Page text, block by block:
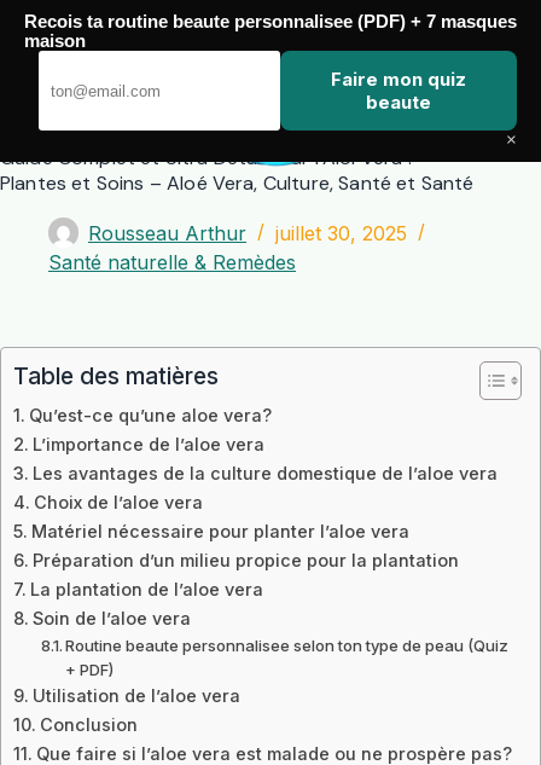
Passer
contenu
Guide Complet et Ultra Détailé sur l’Aloi Vera :
Plantes et Soins – Aloé Vera, Culture, Santé et Santé
Rousseau Arthur
juillet 30, 2025
Santé naturelle & Remèdes
Table des matières
Qu’est-ce qu’une aloe vera?
L’importance de l’aloe vera
Les avantages de la culture domestique de l’aloe vera
Choix de l’aloe vera
Matériel nécessaire pour planter l’aloe vera
Préparation d’un milieu propice pour la plantation
La plantation de l’aloe vera
Soin de l’aloe vera
Routine beaute personnalisee selon ton type de peau (Quiz
+ PDF)
Utilisation de l’aloe vera
Conclusion
Que faire si l’aloe vera est malade ou ne prospère pas?
Recois ta routine beaute personnalisee (PDF) + 7 masques
maison
Faire mon quiz
beaute
×